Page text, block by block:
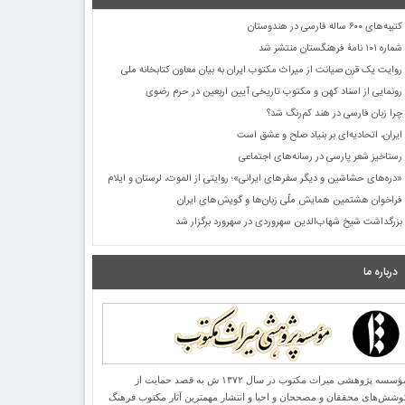
کتیبه‌های ۶۰۰ ساله فارسی در هندوستان
شماره ۱۰۱ نامۀ فرهنگستان منتشر شد
روایت یک قرن صیانت از میراث مکتوب ایران به بیان معاون کتابخانه ملی
رونمایی از اسناد کهن و مکتوب تاریخی آیین اربعین در حرم رضوی
چرا زبان فارسی در هند کم‌رنگ شد؟
ایران، اتحادیه‌ای بر بنیاد صلح و عشق است
رستاخیز شعر پارسی در رسانه‌های اجتماعی
«دره‌های حشاشین و دیگر سفرهای ایرانی»؛ روایتی از الموت، لرستان و ایلام
فراخوان هشتمین همایش ملّی زبان‌ها و گویش‌های ایران
بزرگداشت شیخ شهاب‌الدین سهروردی در سهرورد برگزار شد
درباره ما
مؤسسه پژوهشی میراث مكتوب در سال ۱۳۷۲ ش به قصد حمایت از
محققان و مصححان و احیا و انتشار مهمترین آثار مكتوب فرهنگ